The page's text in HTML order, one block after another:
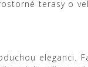
terasy o
eleganci.